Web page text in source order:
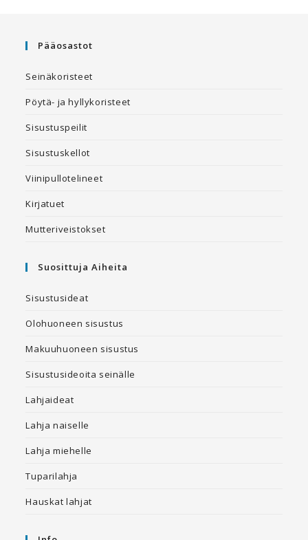
Pääosastot
Seinäkoristeet
Pöytä- ja hyllykoristeet
Sisustuspeilit
Sisustuskellot
Viinipullotelineet
Kirjatuet
Mutteriveistokset
Suosittuja Aiheita
Sisustusideat
Olohuoneen sisustus
Makuuhuoneen sisustus
Sisustusideoita seinälle
Lahjaideat
Lahja naiselle
Lahja miehelle
Tuparilahja
Hauskat lahjat